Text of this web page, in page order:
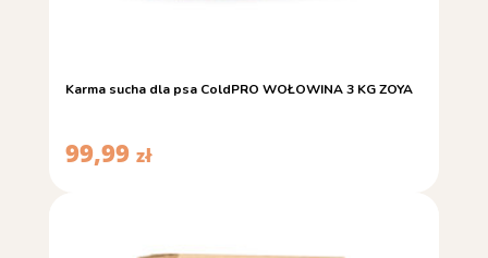
Karma sucha dla psa ColdPRO WOŁOWINA 3 KG ZOYA
99,99 zł